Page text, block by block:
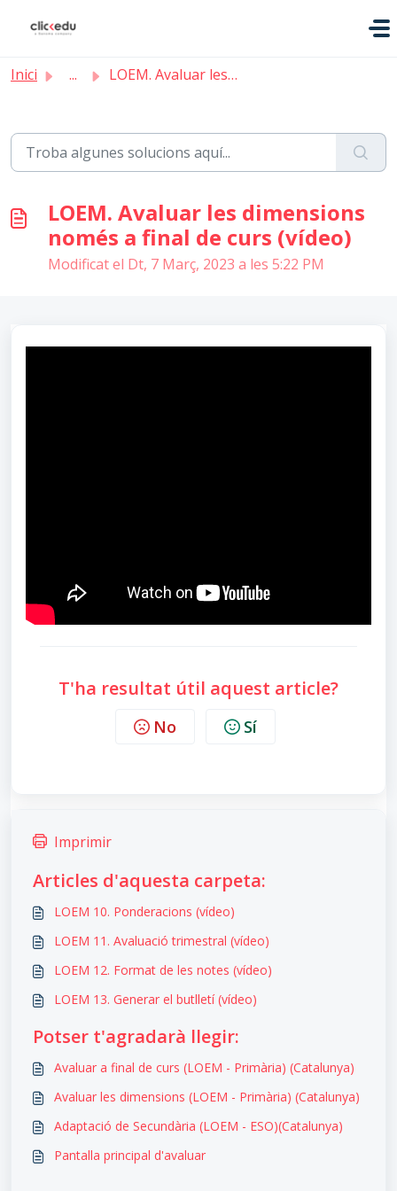
Inici ... LOEM. Avaluar les dimensions només a final de curs (vídeo)
LOEM. Avaluar les dimensions
només a final de curs (vídeo)
Modificat el Dt, 7 Març, 2023 a les 5:22 PM
T'ha resultat útil aquest article?
No Sí
Imprimir
Articles d'aquesta carpeta:
LOEM 10. Ponderacions (vídeo)
LOEM 11. Avaluació trimestral (vídeo)
LOEM 12. Format de les notes (vídeo)
LOEM 13. Generar el butlletí (vídeo)
Potser t'agradarà llegir:
Avaluar a final de curs (LOEM - Primària) (Catalunya)
Avaluar les dimensions (LOEM - Primària) (Catalunya)
Adaptació de Secundària (LOEM - ESO)(Catalunya)
Pantalla principal d'avaluar